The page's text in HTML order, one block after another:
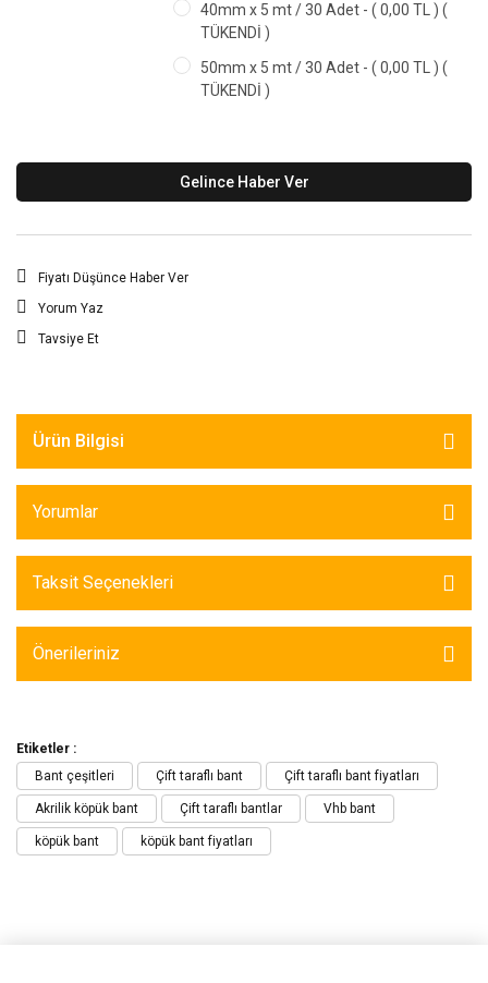
40mm x 5 mt / 30 Adet - ( 0,00 TL ) (
TÜKENDİ )
50mm x 5 mt / 30 Adet - ( 0,00 TL ) (
TÜKENDİ )
Gelince Haber Ver
Fiyatı Düşünce Haber Ver
Yorum Yaz
Tavsiye Et
Ürün Bilgisi
Yorumlar
Taksit Seçenekleri
Önerileriniz
Etiketler :
Bant çeşitleri
Çift taraflı bant Çift taraflı bant fiyatları
Akrilik köpük bant Çift taraflı bantlar Vhb bant
köpük bant köpük bant fiyatları